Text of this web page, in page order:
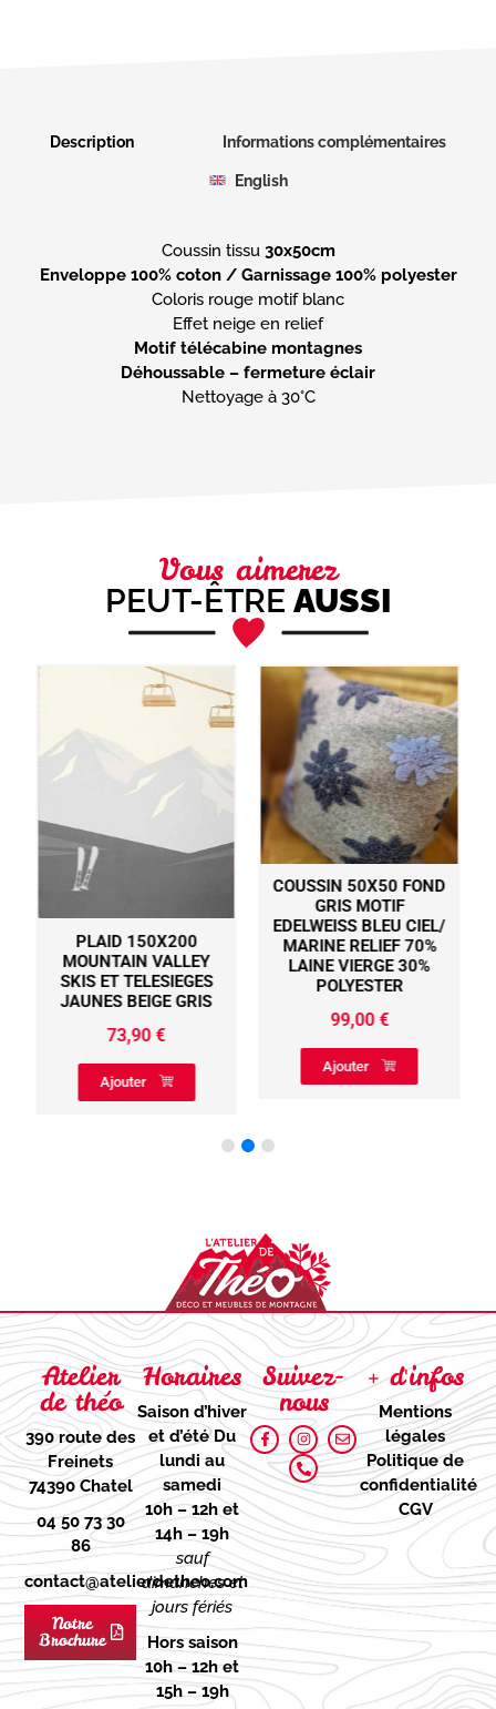
Description Informations complémentaires
English
Coussin tissu 30x50cm
Enveloppe 100% coton / Garnissage 100% polyester
Coloris rouge motif blanc
Motif télécabine montagnes
Déhoussable – fermeture éclair
Nettoyage à 30°C
Vous aimerez
PEUT-ÊTRE AUSSI
PLAID 150X200
MOUNTAIN VALLEY
SKIS ET TELESIEGES
JAUNES BEIGE GRIS
73,90€
Ajouter
COUSSIN 50X50 FOND
GRIS MOTIF
EDELWEISS BLEU CIEL/
MARINE RELIEF 70%
LAINE VIERGE 30%
POLYESTER
99,00€
Ajouter
Atelier
de théo
390 route des
Freinets
74390 Chatel
04 50 73 30
86
contact@atelierdetheo.com
Notre
Brochure
Horaires
Saison d’hiver
et d’étéDu
lundi au
samedi
10h – 12h et
14h – 19h
sauf
dimanches et
jours fériés
Hors saison
10h – 12h et
15h – 19h
Suivez-
nous
+ d'infos
Mentions
légales
Politique de
confidentialité
CGV